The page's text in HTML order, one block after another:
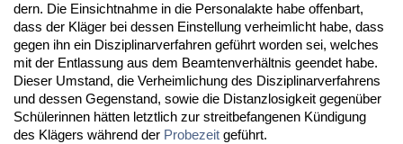
dern. Die Ein­sicht­nah­me in die Per­so­nal­ak­te ha­be of­fen­bart,
dass der Kläger bei des­sen Ein­stel­lung ver­heim­licht ha­be, dass
ge­gen ihn ein Dis­zi­pli­nar­ver­fah­ren geführt wor­den sei, wel­ches
mit der Ent­las­sung aus dem Be­am­ten­verhält­nis ge­en­det ha­be.
Die­ser Um­stand, die Ver­heim­li­chung des Dis­zi­pli­nar­ver­fah­rens
und des­sen Ge­gen­stand, so­wie die Dis­tanz­lo­sig­keit ge­genüber
Schüle­rin­nen hätten letzt­lich zur streit­be­fan­ge­nen Kündi­gung
des Klägers während der Pro­be­zeit geführt.